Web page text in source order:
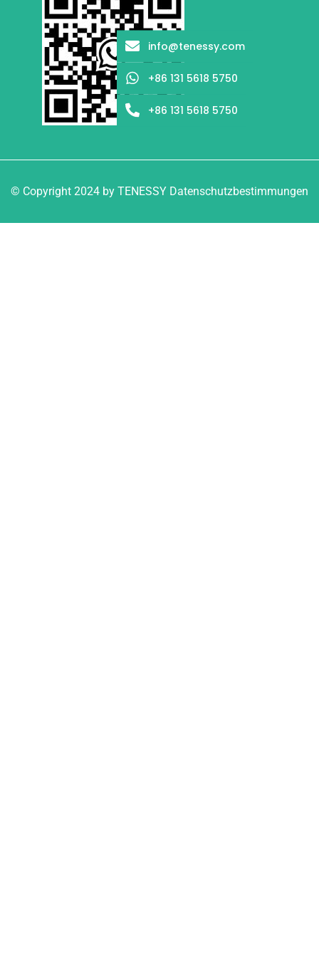
© Copyright 2024 by TENESSY Datenschutzbestimmungen
info@tenessy.com
+86 131 5618 5750
+86 131 5618 5750